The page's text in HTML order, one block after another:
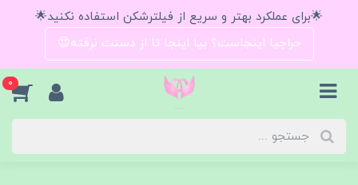
🌟برای عملکرد بهتر و سریع از فیلترشکن استفاده نکنید🌟
حراجیا اینجاست؟ بیا اینجا تا از دستت نرفته😍
0